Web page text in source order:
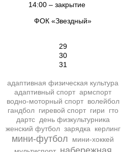
14:00 – закрытие
ФОК «Звездный»
29
30
31
адаптивная физическая культура
адаптивный спорт армспорт
водно-моторный спорт волейбол
гандбол гиревой спорт гири
гто
дартс день физкультурника
женский футбол зарядка керлинг
мини-футбол
мини-хоккей